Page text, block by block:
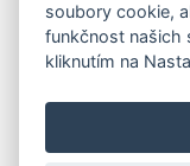
soubory cookie,
funkčnost našich
kliknutím na